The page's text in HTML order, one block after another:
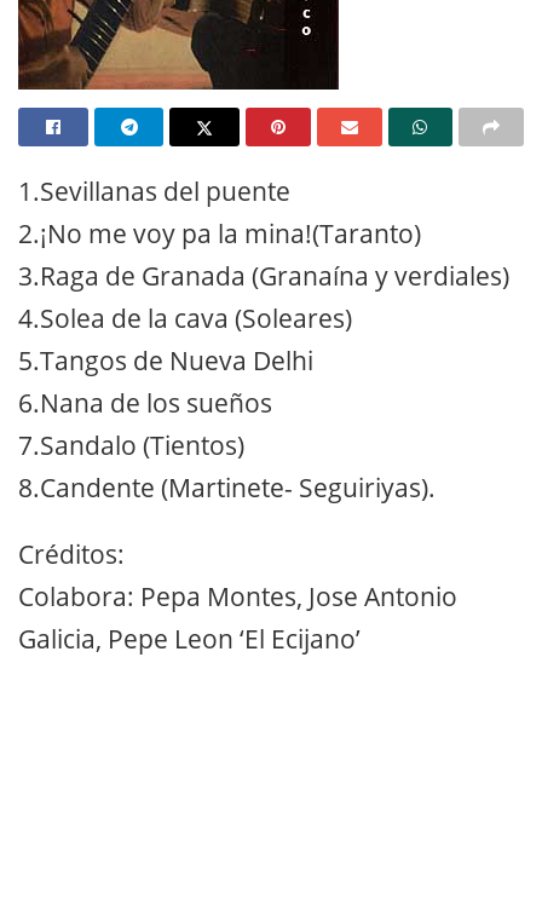
1.Sevillanas del puente
2.¡No me voy pa la mina!(Taranto)
3.Raga de Granada (Granaína y verdiales)
4.Solea de la cava (Soleares)
5.Tangos de Nueva Delhi
6.Nana de los sueños
7.Sandalo (Tientos)
8.Candente (Martinete- Seguiriyas).
Créditos:
Colabora: Pepa Montes, Jose Antonio
Galicia, Pepe Leon ‘El Ecijano’